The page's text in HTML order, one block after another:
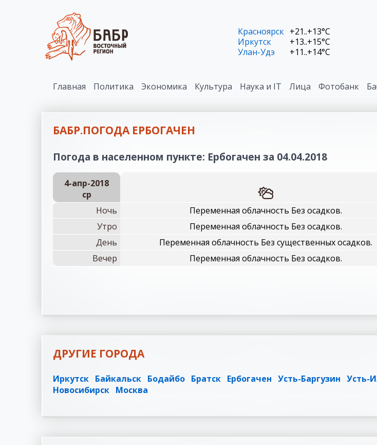
Красноярск +21..+13°C
Иркутск
+13..+15°C
Улан-Удэ
+11..+14°C
Главная Политика Экономика Культура Наука и IT Лица Фотобанк
БАБР.ПОГОДА ЕРБОГАЧЕН
Погода в населенном пункте: Ербогачен за 04.04.2018
4-апр-2018
ср
Ночь
Переменная облачность Без осадков.
Утро
Переменная облачность Без осадков.
День
Переменная облачность Без существенных осадков.
Вечер
Переменная облачность Без осадков.
ДРУГИЕ ГОРОДА
Иркутск Байкальск Бодайбо Братск Ербогачен Усть-Баргузин Усть-
Новосибирск Москва